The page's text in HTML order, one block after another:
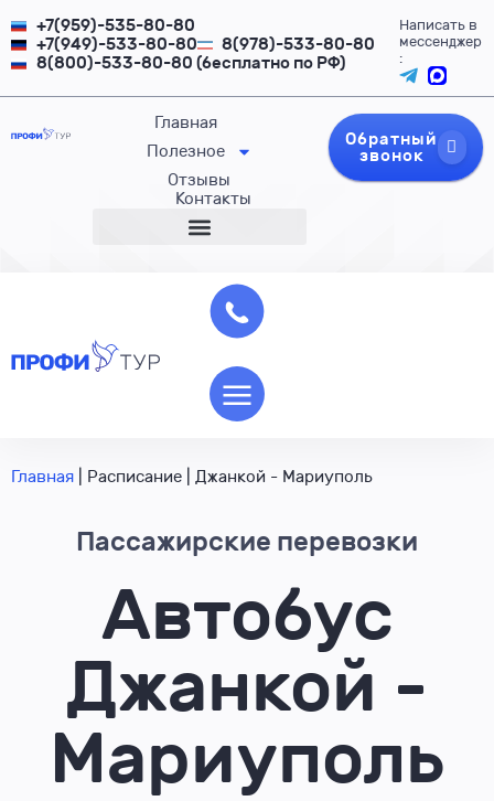
+7(959)-535-80-80
+7(949)-533-80-80
8(978)-533-80-80
8(800)-533-80-80 (бесплатно по РФ)
Написать в
мессенджер
:
Главная
Полезное
Отзывы
Контакты
Обратный
звонок
Главная Расписание Джанкой - Мариуполь
Пассажирские перевозки
Автобус
Джанкой -
Мариуполь